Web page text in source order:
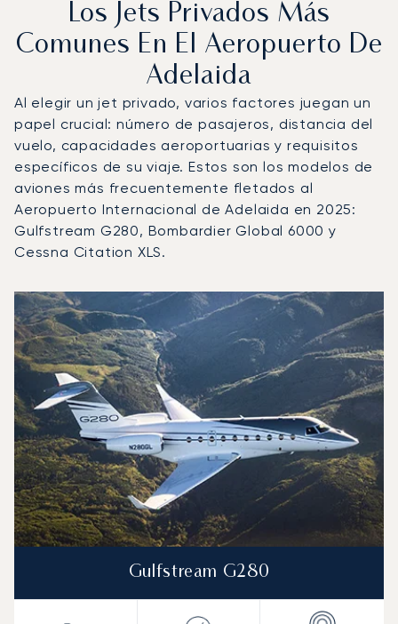
Los Jets Privados Más
Comunes En El Aeropuerto De
Adelaida
Al elegir un jet privado, varios factores juegan un
papel crucial: número de pasajeros, distancia del
vuelo, capacidades aeroportuarias y requisitos
específicos de su viaje. Estos son los modelos de
aviones más frecuentemente fletados al
Aeropuerto Internacional de Adelaida en 2025:
Gulfstream G280, Bombardier Global 6000 y
Cessna Citation XLS.
Foto de la aeronaveModelo de aeronave
Asientos
Velocidad (km/h)
Velocidad (nudos)
Autonomía
Autonomía (NM)
Gulfstream G280